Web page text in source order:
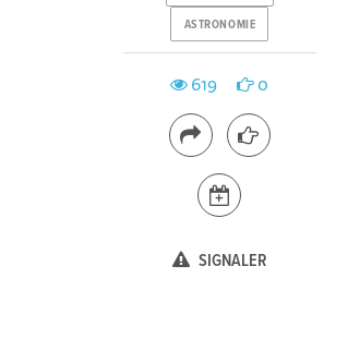
ASTRONOMIE
619 0
SIGNALER